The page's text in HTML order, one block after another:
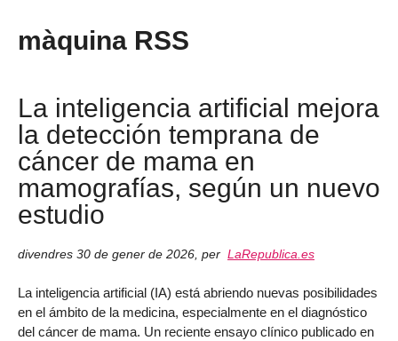
màquina RSS
La inteligencia artificial mejora
la detección temprana de
cáncer de mama en
mamografías, según un nuevo
estudio
divendres 30 de gener de 2026 per LaRepublica.es
La inteligencia artificial (IA) está abriendo nuevas posibilidades
en el ámbito de la medicina, especialmente en el diagnóstico
del cáncer de mama. Un reciente ensayo clínico publicado en